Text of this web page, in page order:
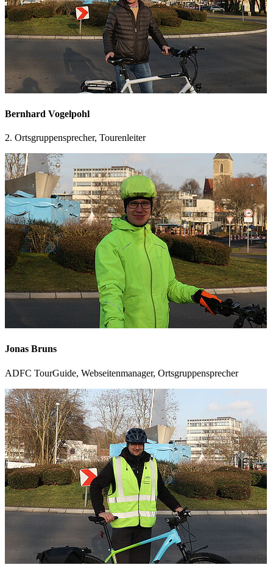
Bernhard Vogelpohl
2. Ortsgruppensprecher, Tourenleiter
Jonas Bruns
ADFC TourGuide, Webseitenmanager, Ortsgruppensprecher